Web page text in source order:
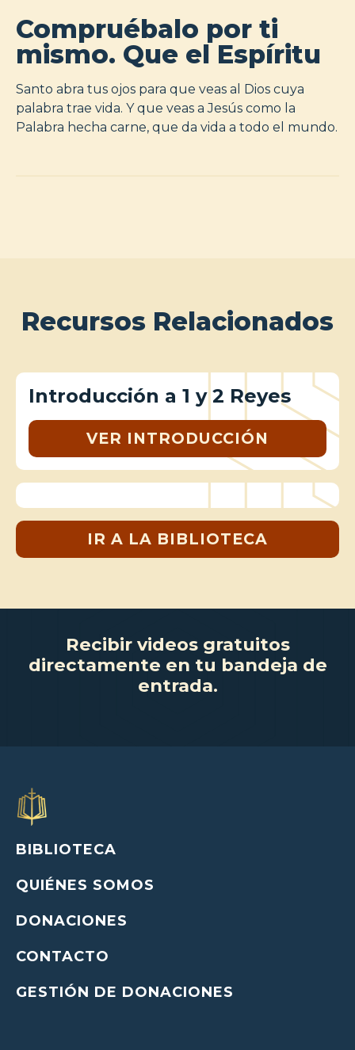
Compruébalo por ti
mismo. Que el Espíritu
Santo abra tus ojos para que veas al Dios cuya
palabra trae vida. Y que veas a Jesús como la
Palabra hecha carne, que da vida a todo el mundo.
Recursos Relacionados
Introducción a 1 y 2 Reyes
VER INTRODUCCIÓN
IR A LA BIBLIOTECA
Recibir videos gratuitos
directamente en tu bandeja de
entrada.
BIBLIOTECA
QUIÉNES SOMOS
DONACIONES
CONTACTO
GESTIÓN DE DONACIONES